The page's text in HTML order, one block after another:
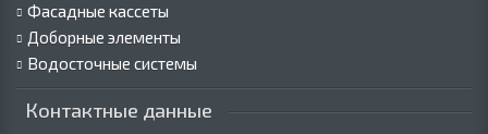
Фасадные кассеты
Доборные элементы
Водосточные системы
Контактные данные